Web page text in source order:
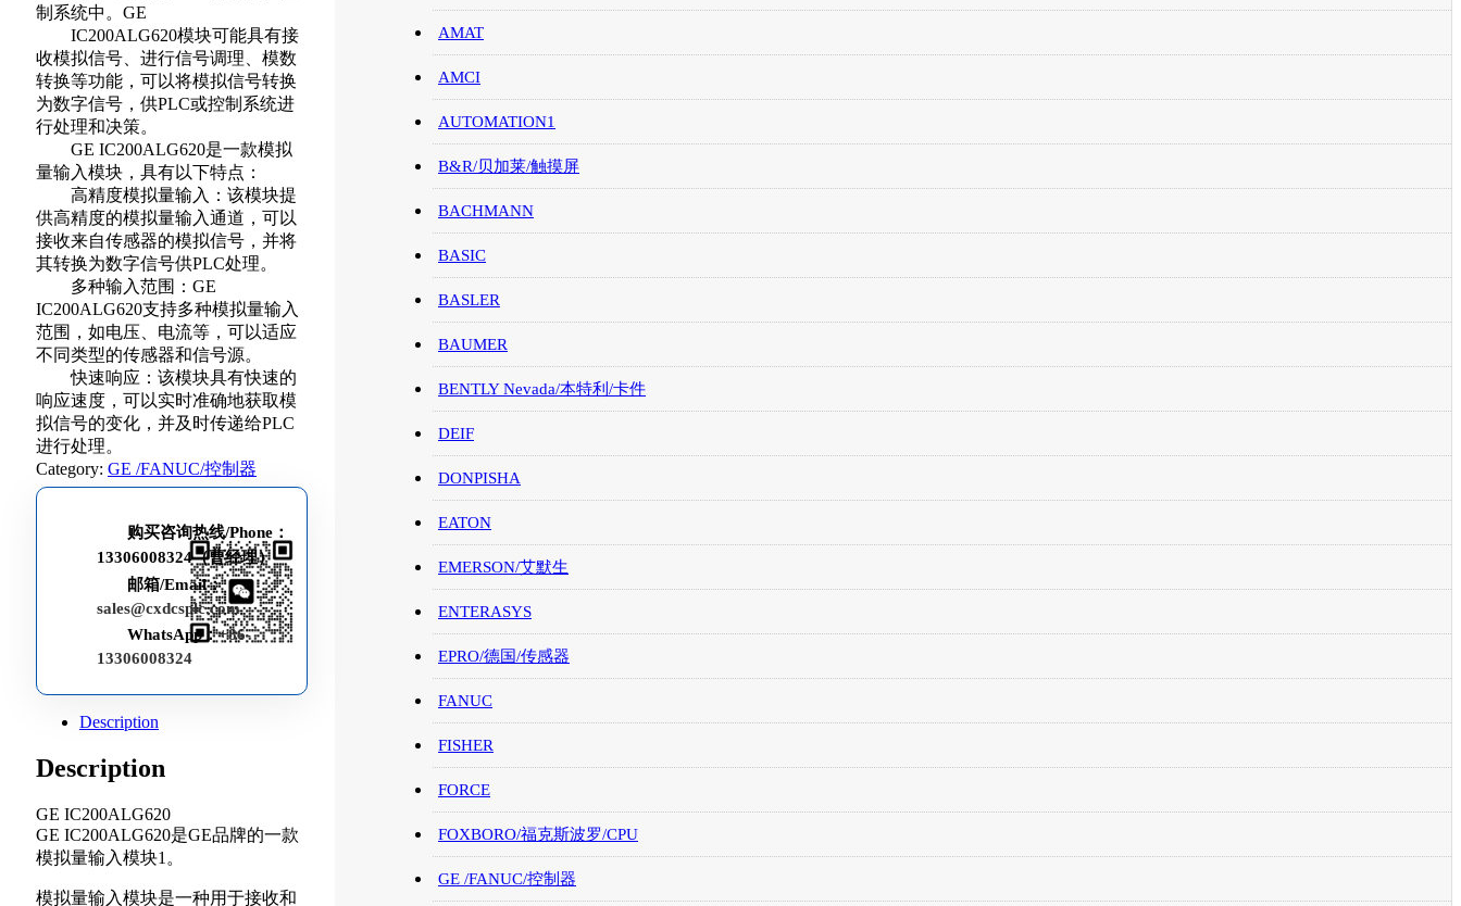
制系统中。GE
IC200ALG620模块可能具有接
收模拟信号、进行信号调理、模数
转换等功能，可以将模拟信号转换
为数字信号，供PLC或控制系统进
行处理和决策。
GE IC200ALG620是一款模拟
量输入模块，具有以下特点：
高精度模拟量输入：该模块提
供高精度的模拟量输入通道，可以
接收来自传感器的模拟信号，并将
其转换为数字信号供PLC处理。
多种输入范围：GE
IC200ALG620支持多种模拟量输入
范围，如电压、电流等，可以适应
不同类型的传感器和信号源。
快速响应：该模块具有快速的
响应速度，可以实时准确地获取模
拟信号的变化，并及时传递给PLC
进行处理。
Category: GE /FANUC/控制器
购买咨询热线/Phone：
13306008324（曹经理）
邮箱/Email：
sales@cxdcsplc.com
WhatsApp：+86-
13306008324
Description
Description
GE IC200ALG620
GE IC200ALG620是GE品牌的一款
模拟量输入模块1。
模拟量输入模块是一种用于接收和
AMAT
AMCI
AUTOMATION1
B&R/贝加莱/触摸屏
BACHMANN
BASIC
BASLER
BAUMER
BENTLY Nevada/本特利/卡件
DEIF
DONPISHA
EATON
EMERSON/艾默生
ENTERASYS
EPRO/德国/传感器
FANUC
FISHER
FORCE
FOXBORO/福克斯波罗/CPU
GE /FANUC/控制器